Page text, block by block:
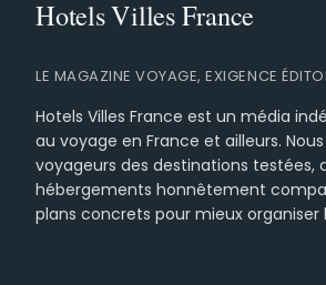
LE MAGAZINE VOYAGE, EXIGENCE
Hotels Villes France est un média
au voyage en France et ailleurs.
voyageurs des destinations testées,
hébergements honnêtement
plans concrets pour mieux organiser